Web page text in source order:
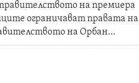
на премиера
ограничават правата на
на Орбан…